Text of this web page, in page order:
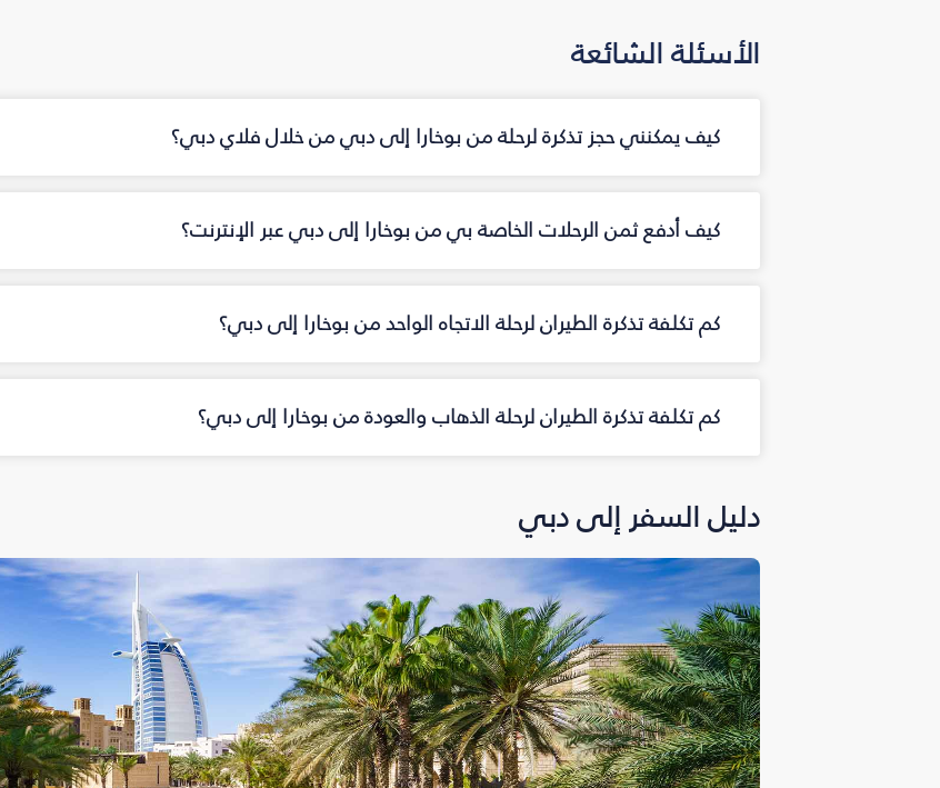
الأسئلة الشائعة
كيف يمكنني حجز تذكرة لرحلة من بوخارا إلى دبي من خلال فلاي دبي؟
كيف أدفع ثمن الرحلات الخاصة بي من بوخارا إلى دبي عبر الإنترنت؟
كم تكلفة تذكرة الطيران لرحلة الاتجاه الواحد من بوخارا إلى دبي؟
كم تكلفة تذكرة الطيران لرحلة الذهاب والعودة من بوخارا إلى دبي؟
دليل السفر إلى دبي